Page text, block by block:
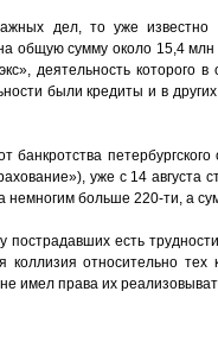
дел, то уже
общую сумму около 15,4
деятельность которого
были кредиты и в
банкротства
уже с 14
немногим больше 220-ти, а
пострадавших есть
коллизия относительно
имел права их